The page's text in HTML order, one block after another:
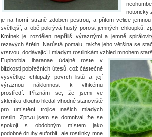
notoricky
je na horní straně zdoben pestrou, a přitom velice
světlejší, a obě pokrývá hustý porost jemných chloupků,
Kmínek je rozdělen nepříliš výraznými a jemně
rezavých štětin. Narůstá pomalu, takže jeho většina se
vrstvou, dodávající i mladým rostlinkám vzhled mnohem
Euphorbia iharanae údajně roste v
blízkosti pobřežních útesů, což částečně
vysvětluje chlupatý povrch listů a její
výraznou náklonnost k vlhkému
prostředí. Přiznám se, že jsem ve
skleníku dlouho hledal vhodné stanoviště
pro umístění trojice našich mladých
rostlin. Zprvu jsem se domníval, že se
spokojí s obdobným místem jako
podobné druhy euforbií, ale rostlinky mne